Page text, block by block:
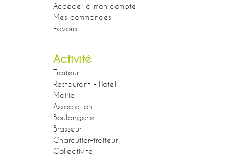
Accéder à mon compte
Mes commandes
Favoris
Activité
Traiteur
Restaurant - Hotel
Mairie
Association
Boulangerie
Brasseur
Charcutier-traiteur
Collectivité